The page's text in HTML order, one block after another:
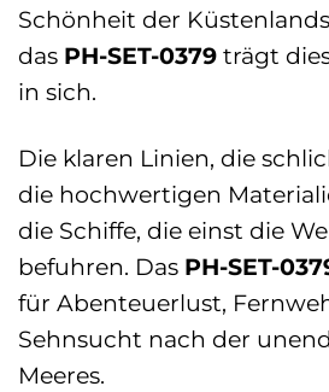
Schönheit der
das PH-SET-0379 trägt
in sich.
Die klaren Linien, die
die hochwertigen
die Schiffe, die einst die
befuhren. Das PH-SET-
für Abenteuerlust,
Sehnsucht nach der
Meeres.